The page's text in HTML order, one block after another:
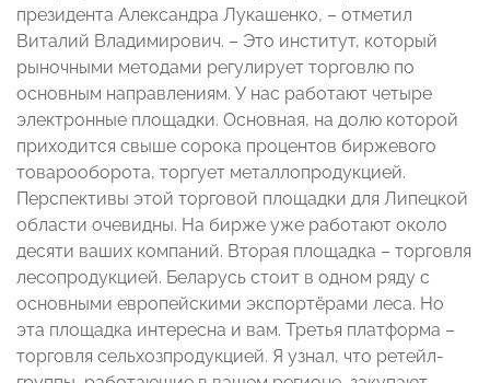
президента Александра Лукашенко, – отметил
Виталий Владимирович. – Это институт, который
рыночными методами регулирует торговлю по
основным направлениям. У нас работают четыре
электронные площадки. Основная, на долю которой
приходится свыше сорока процентов биржевого
товарооборота, торгует металлопродукцией.
Перспективы этой торговой площадки для Липецкой
области очевидны. На бирже уже работают около
десяти ваших компаний. Вторая площадка – торговля
лесопродукцией. Беларусь стоит в одном ряду с
основными европейскими экспортёрами леса. Но
эта площадка интересна и вам. Третья платформа –
торговля сельхозпродукцией. Я узнал, что ретейл-